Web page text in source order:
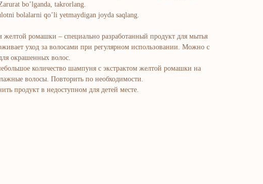
bo’lganda, takrorlang.
bolalarni qo’li yetmaydigan joyda saqlang.
желтой ромашки – специально разработанный продукт для мытья
уход за волосами при регулярном использовании. Можно с
окрашенных волос.
количество шампуня с экстрактом желтой ромашки на
волосы. Повторить по необходимости.
продукт в недоступном для детей месте.